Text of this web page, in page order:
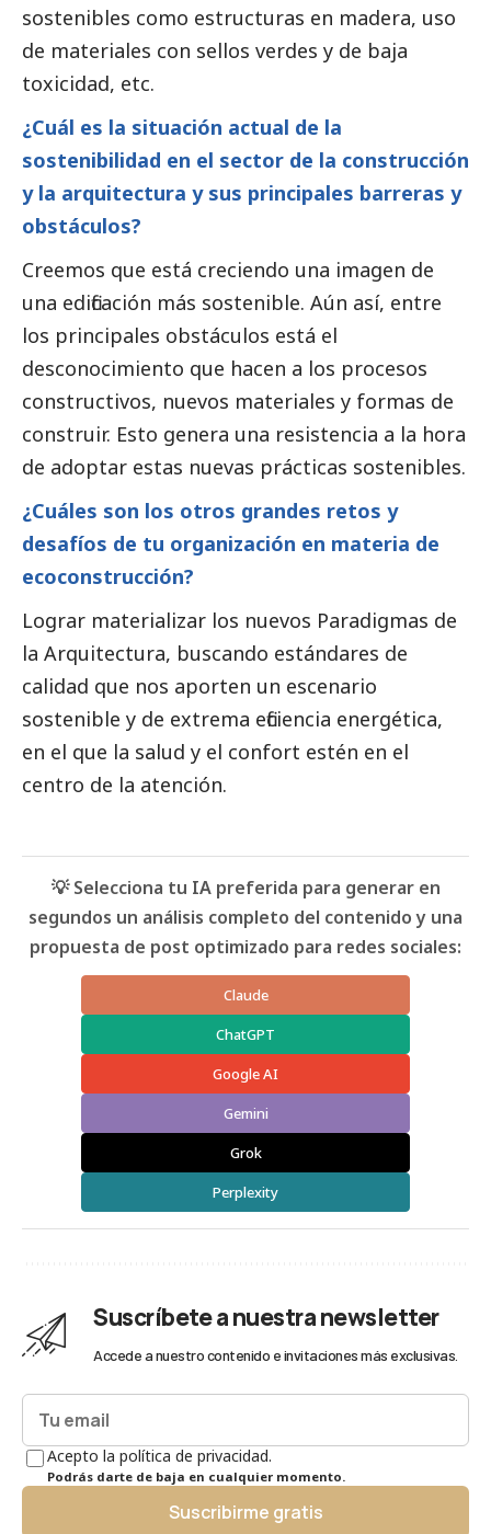
sostenibles como estructuras en madera, uso
de materiales con sellos verdes y de baja
toxicidad, etc.
¿Cuál es la situación actual de la
sostenibilidad en el sector de la construcción
y la arquitectura y sus principales barreras y
obstáculos?
Creemos que está creciendo una imagen de
una edificación más sostenible. Aún así, entre
los principales obstáculos está el
desconocimiento que hacen a los procesos
constructivos, nuevos materiales y formas de
construir. Esto genera una resistencia a la hora
de adoptar estas nuevas prácticas sostenibles.
¿Cuáles son los otros grandes retos y
desafíos de tu organización en materia de
ecoconstrucción?
Lograr materializar los nuevos Paradigmas de
la Arquitectura, buscando estándares de
calidad que nos aporten un escenario
sostenible y de extrema eficiencia energética,
en el que la salud y el confort estén en el
centro de la atención.
💡 Selecciona tu IA preferida para generar en
segundos un análisis completo del contenido y una
propuesta de post optimizado para redes sociales:
Claude
ChatGPT
Google AI
Gemini
Grok
Perplexity
Suscríbete a nuestra newsletter
Accede a nuestro contenido e invitaciones más exclusivas.
Acepto la política de privacidad.
Podrás darte de baja en cualquier momento.
Suscribirme gratis